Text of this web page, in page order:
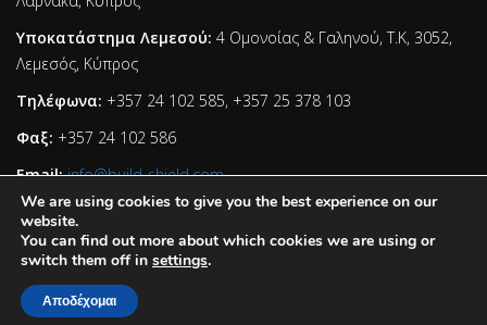
Υποκατάστημα Λεμεσού: 4 Ομονοίας & Γαληνού, Τ.Κ, 3052,
Λεμεσός, Κύπρος
Τηλέφωνα: +357 24 102 585, +357 25 378 103
Φαξ: +357 24 102 586
Email: info@build-shield.com
Copyright © Build Shield Ltd 2026. All right reserved.
We are using cookies to give you the best experience on our
website.
You can find out more about which cookies we are using or
switch them off in settings.
Αποδέχομαι